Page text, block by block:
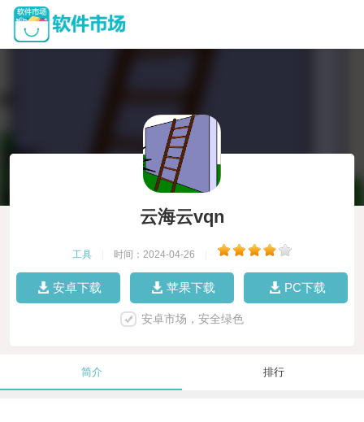
云海云vqn
工具 时间：2024-04-26
安卓下载 苹果下载 PC下载
安卓市场，安全绿色
简介 排行